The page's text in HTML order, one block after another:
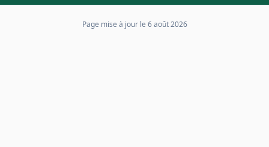
Page mise à jour le 6 août 2026